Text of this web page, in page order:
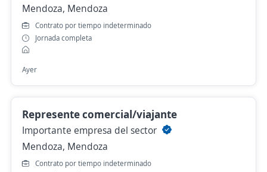
Mendoza, Mendoza
Contrato por tiempo indeterminado
Jornada completa
Ayer
Represente comercial/viajante
Importante empresa del sector
Mendoza, Mendoza
Contrato por tiempo indeterminado